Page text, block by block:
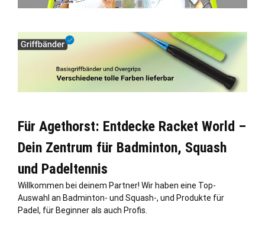
Für Agethorst: Entdecke Racket World –
Dein Zentrum für Badminton, Squash
und Padeltennis
Willkommen bei deinem Partner! Wir haben eine Top-
Auswahl an Badminton- und Squash-, und Produkte für
Padel, für Beginner als auch Profis.